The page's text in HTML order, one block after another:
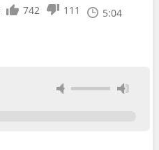
742 111 5:04